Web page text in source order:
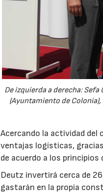
De izquierda a derecha: Sefa
(Ayuntamiento de Colonia),
Acercando la actividad
ventajas logísticas,
de acuerdo a los
Deutz invertirá cerca de
gastarán en la propia